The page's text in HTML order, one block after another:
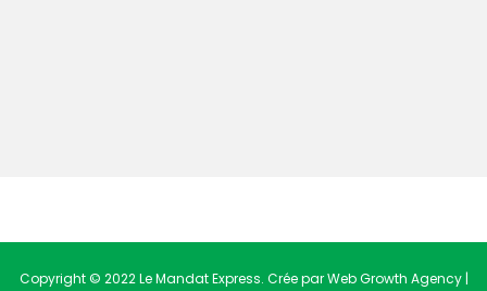
Copyright © 2022 Le Mandat Express. Crée par Web Growth Agency |